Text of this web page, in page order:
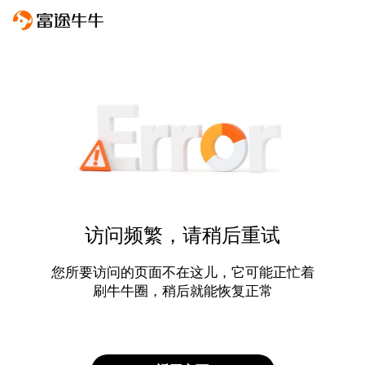
访问频繁，请稍后重试
您所要访问的页面不在这儿，它可能正忙着
刷牛牛圈，稍后就能恢复正常